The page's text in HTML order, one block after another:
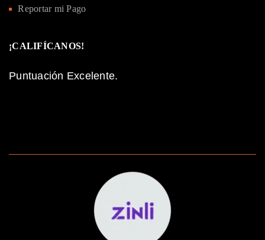
Reportar mi Pago
¡CALIFÍCANOS!
Puntuación Excelente.